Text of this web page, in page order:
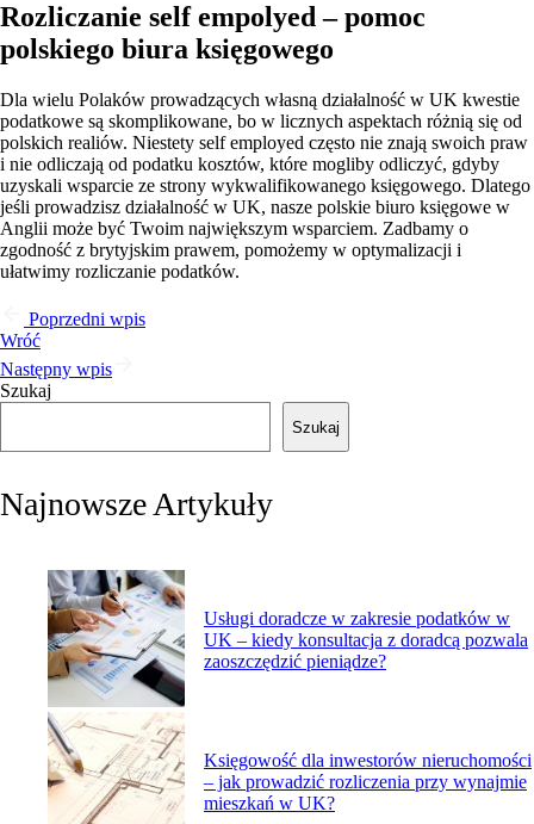
Rozliczanie self empolyed – pomoc
polskiego biura księgowego
Dla wielu Polaków prowadzących własną działalność w UK kwestie
podatkowe są skomplikowane, bo w licznych aspektach różnią się od
polskich realiów. Niestety self employed często nie znają swoich praw
i nie odliczają od podatku kosztów, które mogliby odliczyć, gdyby
uzyskali wsparcie ze strony wykwalifikowanego księgowego. Dlatego
jeśli prowadzisz działalność w UK, nasze polskie biuro księgowe w
Anglii może być Twoim największym wsparciem. Zadbamy o
zgodność z brytyjskim prawem, pomożemy w optymalizacji i
ułatwimy rozliczanie podatków.
Poprzedni wpis
Wróć
Następny wpis
Szukaj
Szukaj
Najnowsze Artykuły
Usługi doradcze w zakresie podatków w
UK – kiedy konsultacja z doradcą pozwala
zaoszczędzić pieniądze?
Księgowość dla inwestorów nieruchomości
– jak prowadzić rozliczenia przy wynajmie
mieszkań w UK?